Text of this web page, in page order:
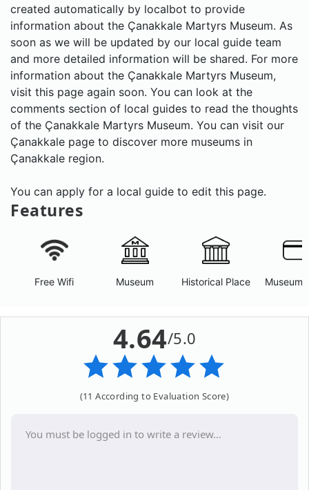
created automatically by localbot to provide
information about the Çanakkale Martyrs Museum. As
soon as we will be updated by our local guide team
and more detailed information will be shared. For more
information about the Çanakkale Martyrs Museum,
visit this page again soon. You can look at the
comments section of local guides to read the thoughts
of the Çanakkale Martyrs Museum. You can visit our
Çanakkale page to discover more museums in
Çanakkale region.
You can apply for a local guide to edit this page.
Features
Free Wifi Museum Historical Place Museum
4.64/5.0
(11 According to Evaluation Score)